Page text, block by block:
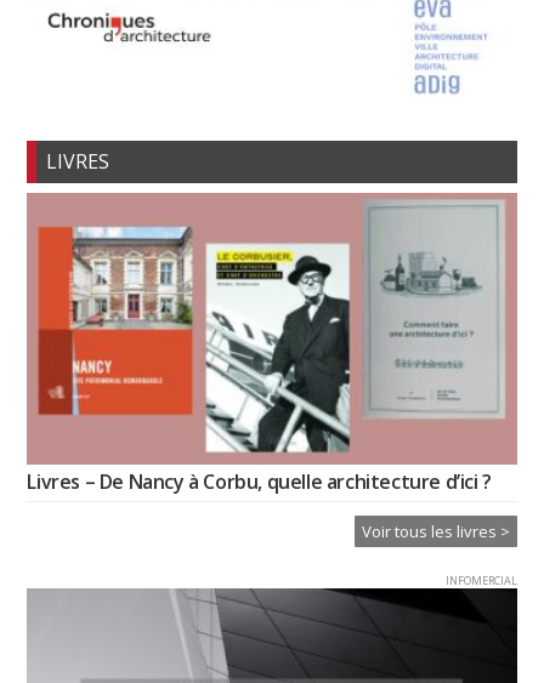
LIVRES
Livres – De Nancy à Corbu, quelle architecture d’ici ?
Voir tous les livres >
INFOMERCIAL